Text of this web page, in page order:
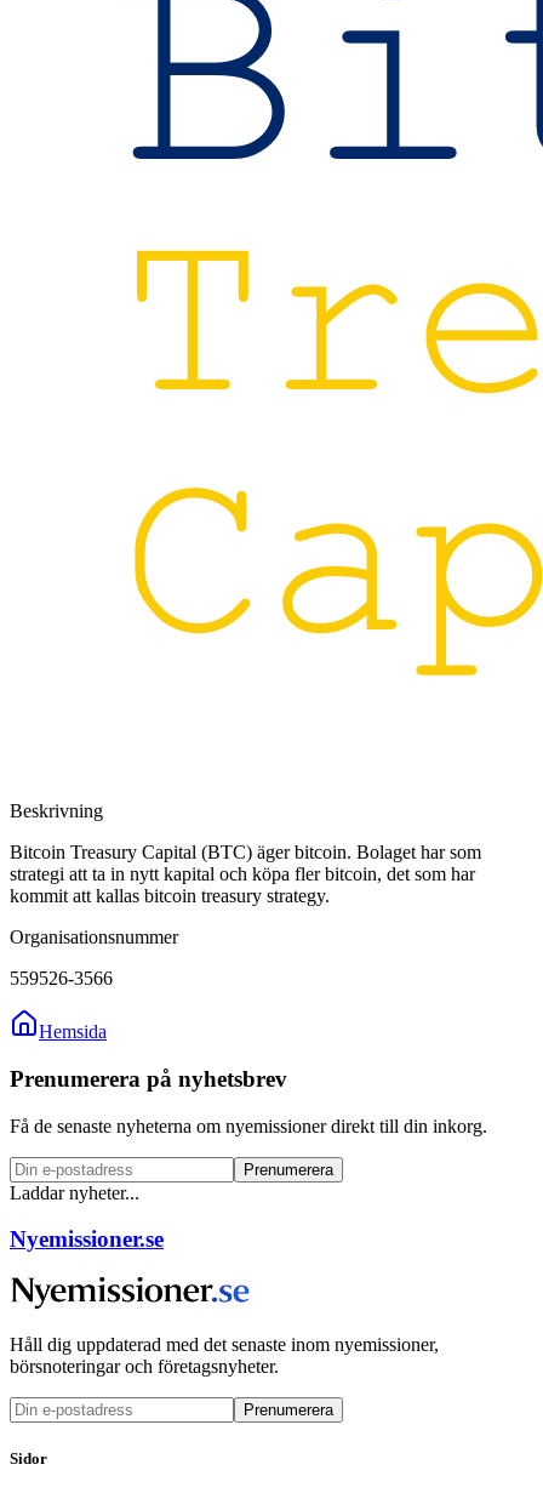
Beskrivning
Bitcoin Treasury Capital (BTC) äger bitcoin. Bolaget har som
strategi att ta in nytt kapital och köpa fler bitcoin, det som har
kommit att kallas bitcoin treasury strategy.
Organisationsnummer
559526-3566
Hemsida
Prenumerera på nyhetsbrev
Få de senaste nyheterna om nyemissioner direkt till din inkorg.
Prenumerera
Laddar nyheter...
Nyemissioner.se
Håll dig uppdaterad med det senaste inom nyemissioner,
börsnoteringar och företagsnyheter.
Prenumerera
Sidor